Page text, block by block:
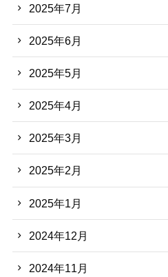
2025年7月
2025年6月
2025年5月
2025年4月
2025年3月
2025年2月
2025年1月
2024年12月
2024年11月